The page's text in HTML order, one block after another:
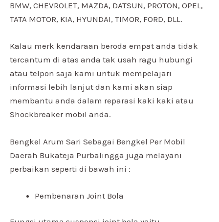
BMW, CHEVROLET, MAZDA, DATSUN, PROTON, OPEL,
TATA MOTOR, KIA, HYUNDAI, TIMOR, FORD, DLL.
Kalau merk kendaraan beroda empat anda tidak
tercantum di atas anda tak usah ragu hubungi
atau telpon saja kami untuk mempelajari
informasi lebih lanjut dan kami akan siap
membantu anda dalam reparasi kaki kaki atau
Shockbreaker mobil anda.
Bengkel Arum Sari Sebagai Bengkel Per Mobil
Daerah Bukateja Purbalingga juga melayani
perbaikan seperti di bawah ini :
Pembenaran Joint Bola